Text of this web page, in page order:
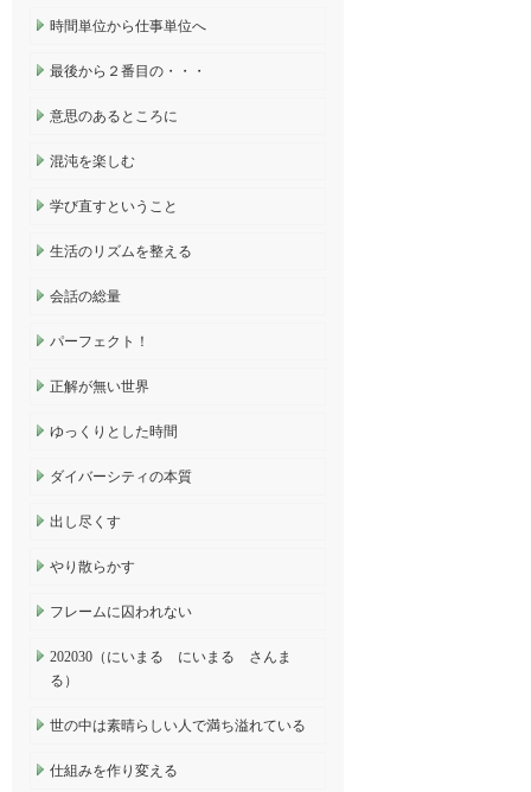
時間単位から仕事単位へ
最後から２番目の・・・
意思のあるところに
混沌を楽しむ
学び直すということ
生活のリズムを整える
会話の総量
パーフェクト！
正解が無い世界
ゆっくりとした時間
ダイバーシティの本質
出し尽くす
やり散らかす
フレームに囚われない
202030（にいまる にいまる さんま
る）
世の中は素晴らしい人で満ち溢れている
仕組みを作り変える